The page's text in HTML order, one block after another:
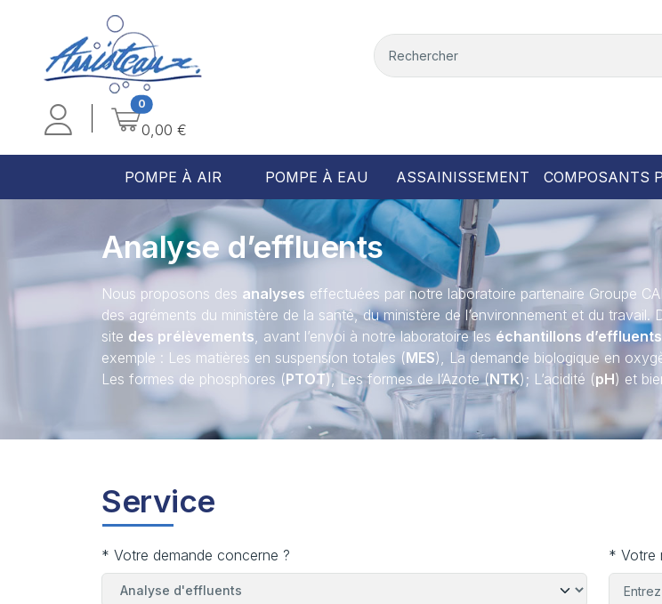
0
0,00 €
POMPE À AIR POMPE À EAU ASSAINISSEMENT COMPOSANTS
Analyse d’effluents
Nous proposons des analyses effectuées par notre laboratoire partenaire Groupe
des agréments du ministère de la santé, du ministère de l’environnement et du
site des prélèvements, avant l’envoi à notre laboratoire les échantillons d’effluents
exemple : Les matières en suspension totales (MES), La demande biologique en
Les formes de phosphores (PTOT), Les formes de l’Azote (NTK); L’acidité (pH) et
Service
* Votre demande concerne ? * Votre